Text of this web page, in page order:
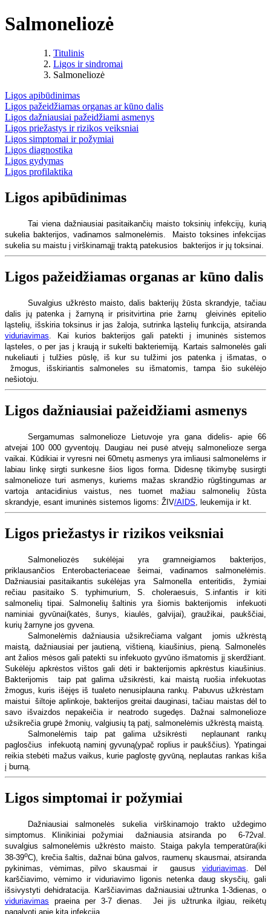
Salmoneliozė
Titulinis
Ligos ir sindromai
Salmoneliozė
Ligos apibūdinimas
Ligos pažeidžiamas organas ar kūno dalis
Ligos dažniausiai pažeidžiami asmenys
Ligos priežastys ir rizikos veiksniai
Ligos simptomai ir požymiai
Ligos diagnostika
Ligos gydymas
Ligos profilaktika
Ligos apibūdinimas
Tai viena dažniausiai pasitaikančių maisto toksinių infekcijų, kurią
sukelia bakterijos, vadinamos salmonelėmis.
Maisto toksines infekcijas
sukelia su maistu į virškinamąjį traktą patekusios
bakterijos ir jų toksinai.
Ligos pažeidžiamas organas ar kūno dalis
Suvalgius užkrėsto maisto, dalis bakterijų žūsta skrandyje, tačiau
dalis jų patenka į žarnyną ir prisitvirtina prie žarnų
gleivinės epitelio
ląstelių, išskiria toksinus ir jas žaloja, sutrinka ląstelių funkcija, atsiranda
viduriavimas. Kai kurios bakterijos gali patekti į imuninės sistemos
ląsteles, o per jas į kraują ir sukelti bakteriemiją. Kartais salmonelės gali
nukeliauti į tulžies pūslę, iš kur su tulžimi jos patenka į išmatas, o
žmogus, išskiriantis salmoneles su išmatomis, tampa šio sukėlėjo
nešiotoju.
Ligos dažniausiai pažeidžiami asmenys
Sergamumas salmonelioze Lietuvoje yra gana didelis- apie 66
atvejai 100 000 gyventojų. Daugiau nei pusė atvejų salmonelioze serga
vaikai. Kūdikiai ir vyresni nei 60metų asmenys yra imliausi salmonelėms ir
labiau linkę sirgti sunkesne šios ligos forma. Didesnę tikimybę susirgti
salmonelioze turi asmenys, kuriems mažas skrandžio rūgštingumas ar
vartoja antacidinius vaistus, nes tuomet mažiau salmonelių žūsta
skrandyje, esant imuninės sistemos ligoms: ŽIV/AIDS , leukemija ir kt.
Ligos priežastys ir rizikos veiksniai
Salmoneliozės sukėlėjai yra gramneigiamos bakterijos,
priklausančios Enterobacteriaceae šeimai, vadinamos salmonelėmis.
Dažniausiai pasitaikantis sukėlėjas yra
Salmonella enteritidis,
žymiai
rečiau pasitaiko S. typhimurium, S. choleraesuis, S.infantis ir kiti
salmonelių tipai. Salmonelių šaltinis yra šiomis bakterijomis
infekuoti
naminiai gyvūnai(katės, šunys, kiaulės, galvijai), graužikai, paukščiai,
kurių žarnyne jos gyvena.
Salmonelėmis dažniausia užsikrečiama valgant
jomis užkrėstą
maistą, dažniausiai per jautieną, vištieną, kiaušinius, pieną. Salmonelės
ant žalios mėsos gali patekti su infekuoto gyvūno išmatomis jį skerdžiant.
Sukėlėju apkrėstos vištos gali dėti ir bakterijomis apkrėstus kiaušinius.
Bakterijomis
taip pat galima užsikrėsti, kai maistą ruošia infekuotas
žmogus, kuris išėjęs iš tualeto nenusiplauna rankų. Pabuvus užkrėstam
maistui
šiltoje aplinkoje, bakterijos greitai dauginasi, tačiau maistas dėl to
savo išvaizdos nepakeičia ir neatrodo sugedęs. Dažnai salmonelioze
užsikrečia grupė žmonių, valgiusių tą patį, salmonelėmis užkrėstą maistą.
Salmonelėmis taip pat galima užsikrėsti
neplaunant rankų
paglosčius
infekuotą naminį gyvuną(ypač roplius ir paukščius). Ypatingai
reikia stebėti mažus vaikus, kurie paglostę gyvūną, neplautas rankas kiša
į burną.
Ligos simptomai ir požymiai
Dažniausiai salmonelės sukelia virškinamojo trakto uždegimo
simptomus. Klinikiniai požymiai
dažniausia atsiranda po
6-72val.
suvalgius salmonelėmis užkrėsto maisto. Staiga pakyla temperatūra(iki
38-39oC), krečia šaltis, dažnai būna galvos, raumenų skausmai, atsiranda
pykinimas, vėmimas, pilvo skausmai ir
gausus viduriavimas . Dėl
karščiavimo, vėmimo ir viduriavimo ligonis netenka daug skysčių, gali
išsivystyti dehidratacija. Karščiavimas dažniausiai užtrunka 1-3dienas, o
viduriavimas praeina per 3-7 dienas.
Jei jis užtrunka ilgiau, reikėtų
pagalvoti apie kitą infekciją.